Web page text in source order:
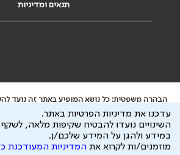
תנאים ומדיניות
הבהרה משפטית: כל נושא המופיע באתר זה נועד
ייעוץ רפואי או משפטי. אין הר"י אחראית לתוכן
שעלול להיגרם.
ידוע לי שהר"י אוספת ושומרת מידע אישי לצורך מתן
להיות מועבר לצדדים שלישיים, הכל בכפוף ל
עדכנו את מדיניות הפרטיות באתר.
השינויים נועדו להבטיח שקיפות מלאה,
במידע ולהגן על המידע שלכם/ן.
מוזמנים/ות לקרוא את המדיניות המעודכנת